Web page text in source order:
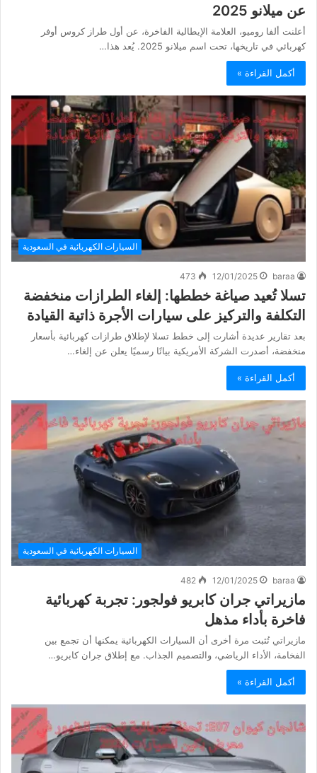
عن ميلانو 2025
أعلنت ألفا روميو، العلامة الإيطالية الفاخرة، عن أول طراز كروس أوفر
كهربائي في تاريخها، تحت اسم ميلانو 2025. يُعد هذا…
أكمل القراءة »
السيارات الكهربائية في السعودية
baraa
12/01/2025
473
تسلا تُعيد صياغة خططها: إلغاء الطرازات منخفضة
التكلفة والتركيز على سيارات الأجرة ذاتية القيادة
بعد تقارير عديدة أشارت إلى خطط تسلا لإطلاق طرازات كهربائية بأسعار
منخفضة، أصدرت الشركة الأمريكية بيانًا رسميًا يعلن عن إلغاء…
أكمل القراءة »
السيارات الكهربائية في السعودية
baraa
12/01/2025
482
مازيراتي جران كابريو فولجور: تجربة كهربائية
فاخرة بأداء مذهل
مازيراتي تُثبت مرة أخرى أن السيارات الكهربائية يمكنها أن تجمع بين
الفخامة، الأداء الرياضي، والتصميم الجذاب. مع إطلاق جران كابريو…
أكمل القراءة »